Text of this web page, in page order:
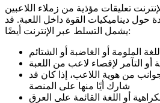
تعليقات مؤذية من زملاء اللاعبين
حول ديناميكيات القوة داخل اللعبة. قد
يشمل التسلط عبر الإنترنت أيضًا:
اللغة الملومة أو الغاضبة أو الشتائم
أو التآمر لإقصاء لاعب من اللعبة
من هوية اللاعب، إذا كان قد
شارك أيًا منها على المنصة
أو اللغة القائمة على العرق